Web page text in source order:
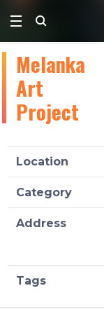
Melanka
Art
Project
Location
Category
Address
Tags